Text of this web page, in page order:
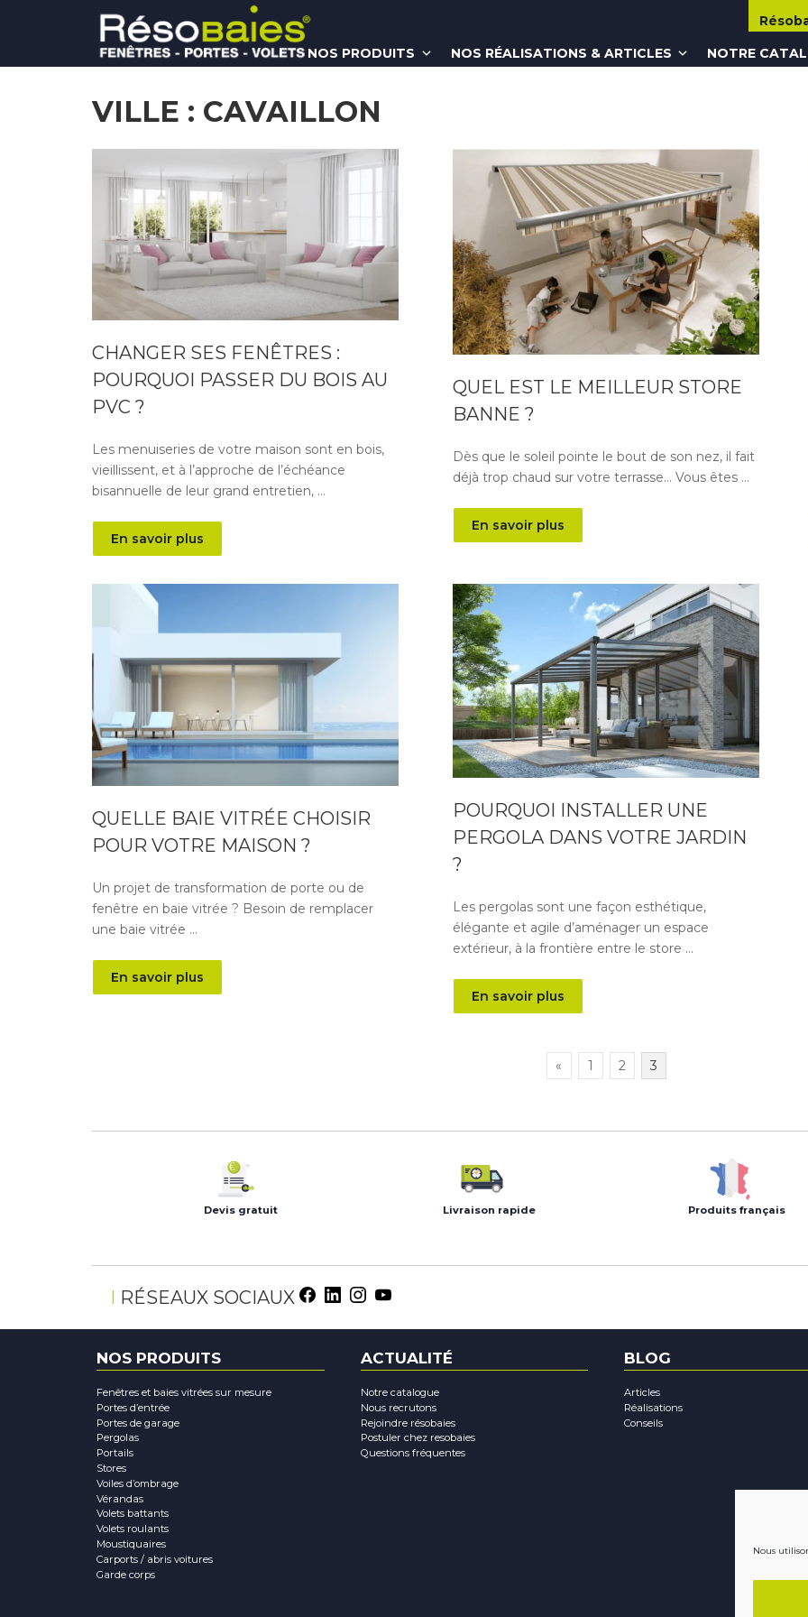
Nous
NOS PRODUITS NOS RÉALISATIONS & ARTICLES NOTRE
VILLE : CAVAILLON
CHANGER SES FENÊTRES :
POURQUOI PASSER DU BOIS AU
PVC ?
Les menuiseries de votre maison sont en bois,
vieillissent, et à l’approche de l’échéance
bisannuelle de leur grand entretien, …
En savoir plus
QUEL EST LE MEILLEUR STORE
BANNE ?
Dès que le soleil pointe le bout de son nez, il fait
déjà trop chaud sur votre terrasse… Vous êtes …
En savoir plus
QUELLE BAIE VITRÉE CHOISIR
POUR VOTRE MAISON ?
Un projet de transformation de porte ou de
fenêtre en baie vitrée ? Besoin de remplacer
une baie vitrée …
En savoir plus
POURQUOI INSTALLER UNE
PERGOLA DANS VOTRE JARDIN
?
Les pergolas sont une façon esthétique,
élégante et agile d’aménager un espace
extérieur, à la frontière entre le store …
En savoir plus
PUBLICATIONS
« 1 2 3
Devis gratuit Livraison rapide Produits français
RÉSEAUX SOCIAUX Facebook
LinkedIn
Instagram
Youtube
NOS PRODUITS
Fenêtres et baies vitrées sur mesure
Portes d’entrée
Portes de garage
Pergolas
Portails
Stores
Voiles d’ombrage
Vérandas
Volets battants
Volets roulants
Moustiquaires
Carports / abris voitures
Garde corps
ACTUALITÉ
Notre catalogue
Nous recrutons
Rejoindre résobaies
Postuler chez resobaies
Questions fréquentes
BLOG
Articles
Réalisations
Conseils